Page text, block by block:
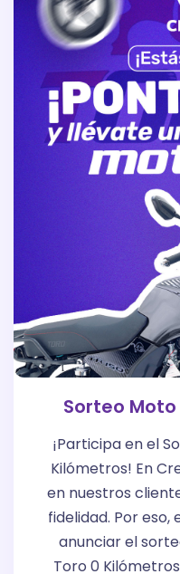
Sorteo
¡Participa en el
Kilómetros! En
en nuestros
fidelidad. Por
anunciar el
Toro 0